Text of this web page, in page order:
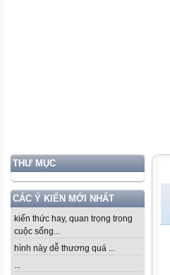
THƯ MỤC
CÁC Ý KIẾN MỚI NHẤT
kiến thức hay, quan trọng trong
cuộc sống...
hình này dễ thương quá ...
...